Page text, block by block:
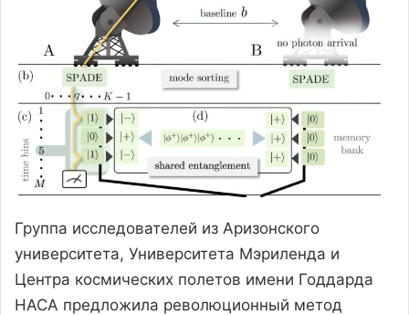
Группа исследователей из Аризонского
университета, Университета Мэриленда и
Центра космических полетов имени Годдарда
НАСА предложила революционный метод